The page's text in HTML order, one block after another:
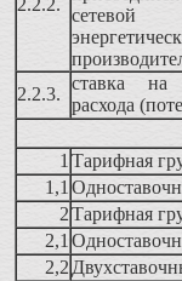
2.2.2.
сетевой
2.2.3.
ставка на
расхода
1 Тарифная
1,1
2Тарифная
2,1
2,2